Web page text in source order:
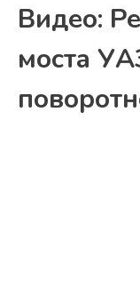
Видео:
моста